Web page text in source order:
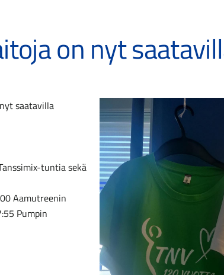
on nyt
saatavilla
tuntia sekä
Aamutreenin
Pumpin